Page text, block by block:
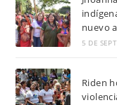
nuevo
5 DE
Riden